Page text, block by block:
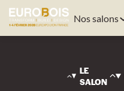
Nos salons
LE
SALON